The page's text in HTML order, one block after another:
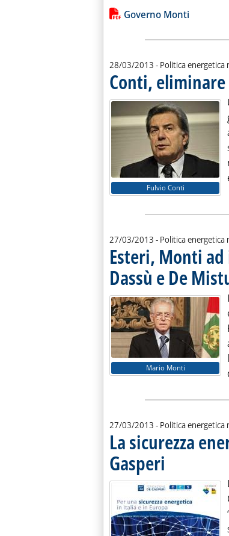
Leggi tutta la notizia: 'La
Lista allegati PDF
Governo Monti
28/03/2013 - Politica energetica
Conti, eliminare
Fulvio Conti
27/03/2013 - Politica energetica
Esteri, Monti
Dassù e De
Mario Monti
27/03/2013 - Politica energetica
La sicurezza
Gasperi . Pubblicata